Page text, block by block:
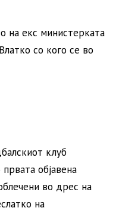
на екс министерката
со кого се во
клуб
објавена
во дрес на
на